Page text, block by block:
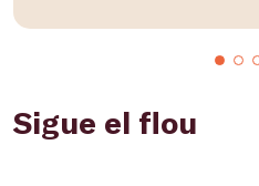
Sigue el flou